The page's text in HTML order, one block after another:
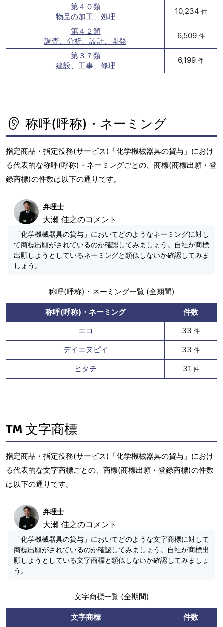
第４０類
物品の加工、処理
10,234 件
第４２類
調査、分析、設計、開発
6,509 件
第３７類
建設、工事、修理
6,199 件
称呼(呼称)・ネーミング
指定商品・指定役務(サービス)「化学機械器具の貸与」におけ
る代表的な称呼(呼称)・ネーミングごとの、商標(商標出願・登
録商標)の件数は以下の通りです。
弁理士
大瀬 佳之のコメント
「化学機械器具の貸与」においてどのようなネーミングに対し
て商標出願がされているのか確認してみましょう。自社が商標
出願しようとしているネーミングと類似しないか確認してみま
しょう。
称呼(呼称)・ネーミング一覧 (全期間)
称呼(呼称)・ネーミング
件数
エコ
33 件
デイエヌピイ 33 件
ヒタチ 31 件
文字商標
指定商品・指定役務(サービス)「化学機械器具の貸与」におけ
る代表的な文字商標ごとの、商標(商標出願・登録商標)の件数
は以下の通りです。
弁理士
大瀬 佳之のコメント
「化学機械器具の貸与」においてどのような文字商標に対して
商標出願がされているのか確認してみましょう。自社が商標出
願しようとしている文字商標と類似しないか確認してみましょ
う。
文字商標一覧 (全期間)
文字商標
件数